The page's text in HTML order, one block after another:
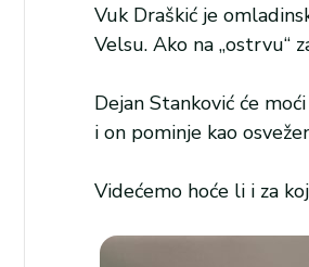
Vuk Draškić je
Velsu. Ako na „ostrvu“
Dejan Stanković će
i on pominje kao
Videćemo hoće li i za